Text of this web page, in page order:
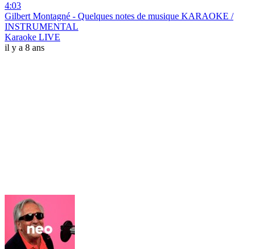
4:03
Gilbert Montagné - Quelques notes de musique KARAOKE /
INSTRUMENTAL
Karaoke LIVE
il y a 8 ans